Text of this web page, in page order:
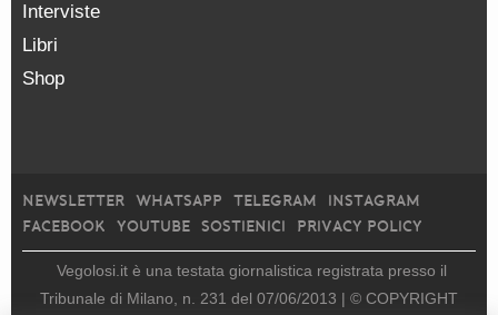
Interviste
Libri
Shop
NEWSLETTER WHATSAPP TELEGRAM
INSTAGRAM
FACEBOOK
YOUTUBE SOSTIENICI PRIVACY POLICY
Vegolosi.it è una testata giornalistica registrata presso il
Tribunale di Milano, n. 231 del 07/06/2013 | © COPYRIGHT